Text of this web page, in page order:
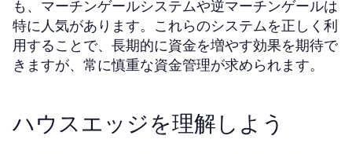
も、マーチンゲールシステムや逆マーチンゲールは
特に人気があります。これらのシステムを正しく利
用することで、長期的に資金を増やす効果を期待で
きますが、常に慎重な資金管理が求められます。
ハウスエッジを理解しよう